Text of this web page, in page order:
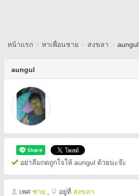
หน้าแรก > หาเพื่อนชาย > สงขลา > aungul
aungul
อย่าลืมกดถูกใจให้ aungul ด้วยนะจ๊ะ
เพศ ชาย อยู่ที่ สงขลา